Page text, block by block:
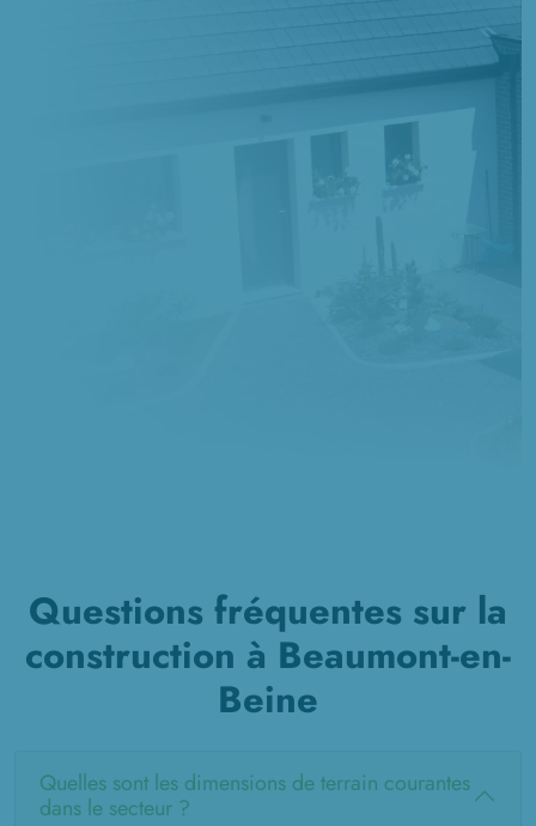
Questions fréquentes sur la
construction à Beaumont-en-
Beine
Quelles sont les dimensions de terrain courantes
dans le secteur ?